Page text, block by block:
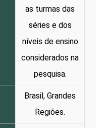
as turmas das
séries e dos
níveis de ensino
considerados na
pesquisa.
Brasil, Grandes
Regiões.